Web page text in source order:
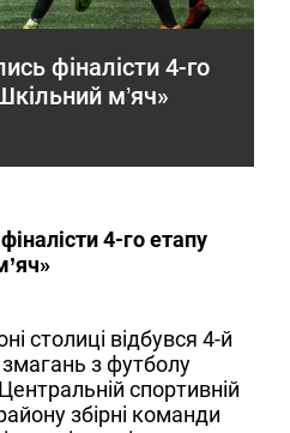
фіналісти 4-го
м’яч»
4-го етапу
столиці відбувся 4-й
з футболу
спортивній
збірні команди